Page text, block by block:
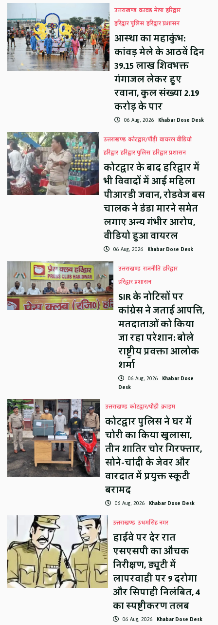
उत्तराखण्ड कावड़ मेला हरिद्वार
हरिद्वार पुलिस हरिद्वार प्रशासन
आस्था का महाकुंभ:
कांवड़ मेले के आठवें दिन
39.15 लाख शिवभक्त
गंगाजल लेकर हुए
रवाना, कुल संख्या 2.19
करोड़ के पार
06 Aug, 2026 Khabar Dose Desk
उत्तराखण्ड कोटद्वार/पौड़ी वायरल वीडियो
हरिद्वार हरिद्वार पुलिस हरिद्वार प्रशासन
कोटद्वार के बाद हरिद्वार में
भी विवादों में आई महिला
पीआरडी जवान, रोडवेज बस
चालक ने डंडा मारने समेत
लगाए अन्य गंभीर आरोप,
वीडियो हुआ वायरल
06 Aug, 2026 Khabar Dose Desk
उत्तराखण्ड राजनीति हरिद्वार
हरिद्वार प्रशासन
SIR के नोटिसों पर
कांग्रेस ने जताई आपत्ति,
मतदाताओं को किया
जा रहा परेशान: बोले
राष्ट्रीय प्रवक्ता आलोक
शर्मा
06 Aug, 2026 Khabar Dose
Desk
उत्तराखण्ड कोटद्वार/पौड़ी क्राइम
कोटद्वार पुलिस ने घर में
चोरी का किया खुलासा,
तीन शातिर चोर गिरफ्तार,
सोने-चांदी के जेवर और
वारदात में प्रयुक्त स्कूटी
बरामद
06 Aug, 2026 Khabar Dose Desk
उत्तराखण्ड उधमसिंह नगर
हाईवे पर देर रात
एसएसपी का औचक
निरीक्षण, ड्यूटी में
लापरवाही पर 9 दरोगा
और सिपाही निलंबित, 4
का स्पष्टीकरण तलब
06 Aug, 2026 Khabar Dose Desk